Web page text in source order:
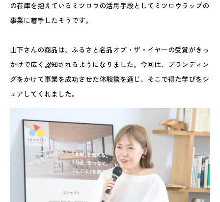
の在庫を抱えているミツロウの活用手段としてミツロウラップの
事業に着手したそうです。
山下さんの商品は、ふるさと名品オブ・ザ・イヤーの受賞がきっ
かけで広く認知されるようになりました。今回は、ブランディン
グをかけて事業を成功させた体験談を通じ、そこで得た学びをシ
ェアしてくれました。